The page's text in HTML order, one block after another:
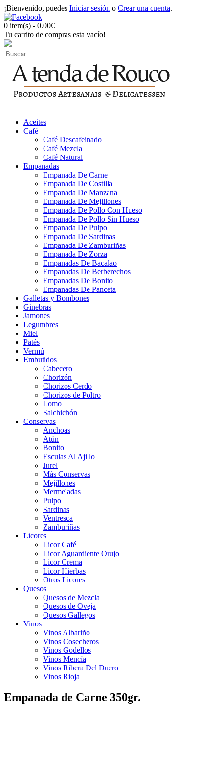
¡Bienvenido, puedes Iniciar sesión o Crear una cuenta.
0 item(s) - 0.00€
Tu carrito de compras esta vacío!
Aceites
Café
Café Descafeinado
Café Mezcla
Café Natural
Empanadas
Empanada De Carne
Empanada De Costilla
Empanada De Manzana
Empanada De Mejillones
Empanada De Pollo Con Hueso
Empanada De Pollo Sin Hueso
Empanada De Pulpo
Empanada De Sardinas
Empanada De Zamburiñas
Empanada De Zorza
Empanadas De Bacalao
Empanadas De Berberechos
Empanadas De Bonito
Empanadas De Panceta
Galletas y Bombones
Ginebras
Jamones
Legumbres
Miel
Patés
Vermú
Embutidos
Cabecero
Chorizón
Chorizos Cerdo
Chorizos de Poltro
Lomo
Salchichón
Conservas
Anchoas
Atún
Bonito
Esculas Al Ajillo
Jurel
Más Conservas
Mejillones
Mermeladas
Pulpo
Sardinas
Ventresca
Zamburiñas
Licores
Licor Café
Licor Aguardiente Orujo
Licor Crema
Licor Hierbas
Otros Licores
Quesos
Quesos de Mezcla
Quesos de Oveja
Quesos Gallegos
Vinos
Vinos Albariño
Vinos Cosecheros
Vinos Godellos
Vinos Mencía
Vinos Ribera Del Duero
Vinos Rioja
Empanada de Carne 350gr.